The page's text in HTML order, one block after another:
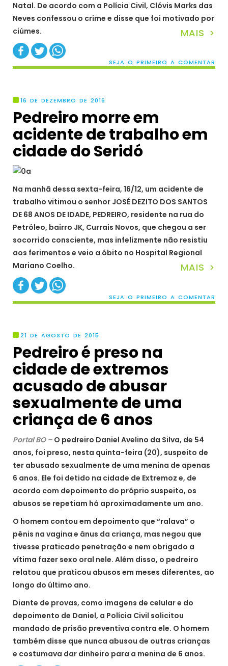
Natal. De acordo com a Polícia Civil, Clóvis Marks das
Neves confessou o crime e disse que foi motivado por
ciúmes.
MAIS >
SEJA O PRIMEIRO A COMENTAR
16 DE DEZEMBRO DE 2016
Pedreiro morre em
acidente de trabalho em
cidade do Seridó
Na manhã dessa sexta-feira, 16/12, um acidente de
trabalho vitimou o senhor JOSÉ DEZITO DOS SANTOS
DE 68 ANOS DE IDADE, PEDREIRO, residente na rua do
Petróleo, bairro JK, Currais Novos, que chegou a ser
socorrido consciente, mas infelizmente não resistiu
aos ferimentos e veio a óbito no Hospital Regional
Mariano Coelho.
MAIS >
SEJA O PRIMEIRO A COMENTAR
21 DE AGOSTO DE 2015
Pedreiro é preso na
cidade de extremos
acusado de abusar
sexualmente de uma
criança de 6 anos
Portal BO – O pedreiro Daniel Avelino da Silva, de 54
anos, foi preso, nesta quinta-feira (20), suspeito de
ter abusado sexualmente de uma menina de apenas
6 anos. Ele foi detido na cidade de Extremoz e, de
acordo com depoimento do próprio suspeito, os
abusos se repetiam há aproximadamente um ano.
O homem contou em depoimento que “ralava” o
pênis na vagina e ânus da criança, mas negou que
tivesse praticado penetração e nem obrigado a
vítima fazer sexo oral nele. Além disso, o pedreiro
relatou que praticou abusos em meses diferentes, ao
longo do último ano.
Diante de provas, como imagens de celular e do
depoimento de Daniel, a Polícia Civil solicitou
mandado de prisão preventiva contra ele. O homem
também disse que nunca abusou de outras crianças
e costumava dar dinheiro para a menina de 6 anos.